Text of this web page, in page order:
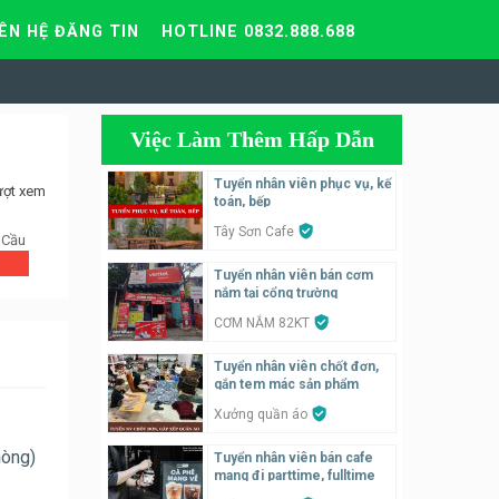
HỆ ĐĂNG TIN HOTLINE 0832.888.688
xem
Việc Làm Thêm Hấp Dẫn
Tuyển nhân viên phục vụ, kế
toán, bếp
Tây Sơn Cafe
Tuyển nhân viên bán cơm
nắm tại cổng trường
CƠM NẮM 82KT
Tuyển nhân viên chốt đơn,
gắn tem mác sản phẩm
Xưởng quần áo
Tuyển nhân viên bán cafe
mang đi parttime, fulltime